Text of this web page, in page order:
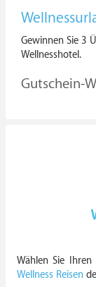
Gewinnen Sie 3
Wellnesshotel.
Gutschein-
Wählen Sie
Wellness Reisen